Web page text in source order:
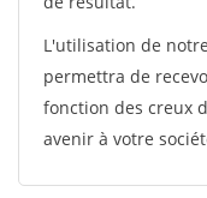
L'utilisation de
permettra de
fonction des creux
avenir à votre